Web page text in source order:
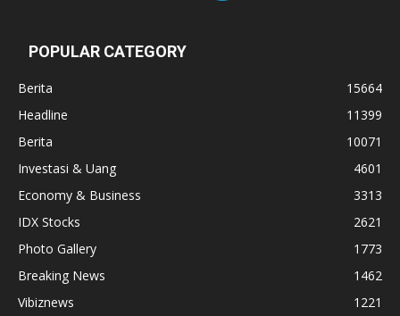
POPULAR CATEGORY
Berita
15664
Headline
11399
Berita
10071
Investasi & Uang
4601
Economy & Business
3313
IDX Stocks
2621
Photo Gallery
1773
Breaking News
1462
Vibiznews
1221